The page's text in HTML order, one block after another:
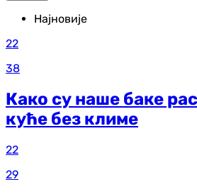
Најновије
22
38
Како су наше баке
куће без климе
22
29